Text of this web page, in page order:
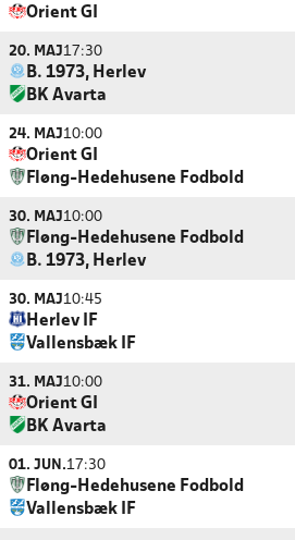
Orient GI
20. MAJ17:30
B. 1973, Herlev
BK Avarta
24. MAJ10:00
Orient GI
Fløng-Hedehusene Fodbold
30. MAJ10:00
Fløng-Hedehusene Fodbold
B. 1973, Herlev
30. MAJ10:45
Herlev IF
Vallensbæk IF
31. MAJ10:00
Orient GI
BK Avarta
01. JUN.17:30
Fløng-Hedehusene Fodbold
Vallensbæk IF